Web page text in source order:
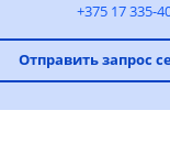
+375 17 335-
Отправить запрос